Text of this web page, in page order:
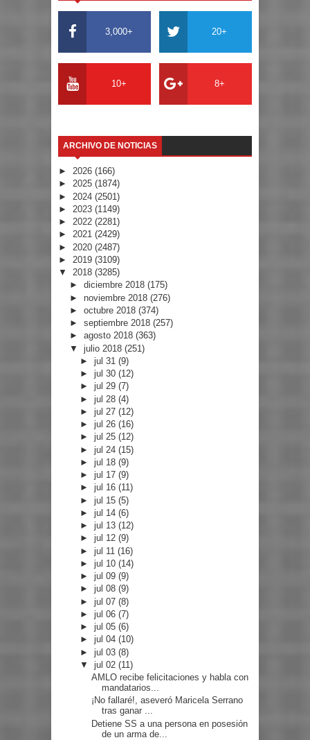
3,000+ 20+
10+ 8+
ARCHIVO DE NOTICIAS
► 2026 (166)
► 2025 (1874)
► 2024 (2501)
► 2023 (1149)
► 2022 (2281)
► 2021 (2429)
► 2020 (2487)
► 2019 (3109)
▼ 2018 (3285)
► diciembre 2018 (175)
► noviembre 2018 (276)
► octubre 2018 (374)
► septiembre 2018 (257)
► agosto 2018 (363)
▼ julio 2018 (251)
►jul 31(9)
►jul 30(12)
►jul 29(7)
►jul 28(4)
►jul 27(12)
►jul 26(16)
►jul 25(12)
►jul 24(15)
►jul 18(9)
►jul 17(9)
►jul 16(11)
►jul 15(5)
►jul 14(6)
►jul 13(12)
►jul 12(9)
►jul 11(16)
►jul 10(14)
►jul 09(9)
►jul 08(9)
►jul 07(8)
►jul 06(7)
►jul 05(6)
►jul 04(10)
►jul 03(8)
▼jul 02(11)
AMLO recibe felicitaciones y habla con
mandatarios...
¡No fallaré!, aseveró Maricela Serrano
tras ganar ...
Detiene SS a una persona en posesión
de un arma de...